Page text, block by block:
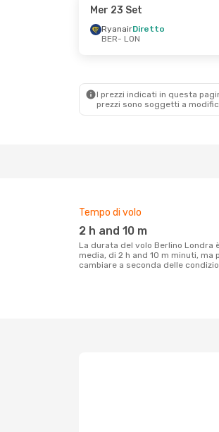
- Lun 12 Ott
Mer 23 Set
RyanairDiretto
BER- LON
I prezzi indicati in questa
prezzi sono soggetti a
Tempo di volo
2 h and 10 m
La durata del volo Berlino Londra è, in
media, di 2 h and 10 m minuti, ma
cambiare a seconda delle